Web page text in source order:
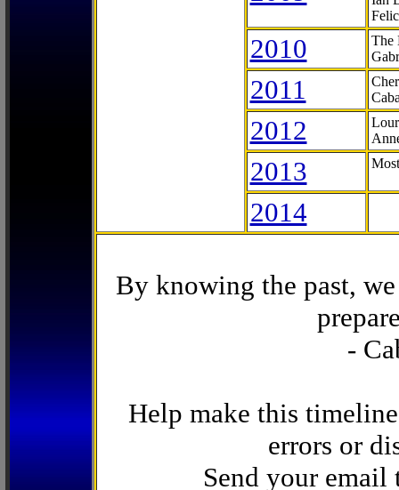
2010
The
2011
2012
2013
2014
By knowing the past,
-
Help make this
errors or
Send your email